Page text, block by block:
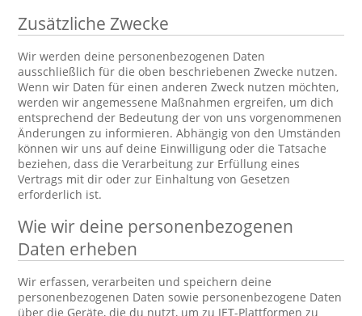
Zusätzliche Zwecke
Wir werden deine personenbezogenen Daten
ausschließlich für die oben beschriebenen Zwecke nutzen.
Wenn wir Daten für einen anderen Zweck nutzen möchten,
werden wir angemessene Maßnahmen ergreifen, um dich
entsprechend der Bedeutung der von uns vorgenommenen
Änderungen zu informieren. Abhängig von den Umständen
können wir uns auf deine Einwilligung oder die Tatsache
beziehen, dass die Verarbeitung zur Erfüllung eines
Vertrags mit dir oder zur Einhaltung von Gesetzen
erforderlich ist.
Wie wir deine personenbezogenen
Daten erheben
Wir erfassen, verarbeiten und speichern deine
personenbezogenen Daten sowie personenbezogene Daten
über die Geräte, die du nutzt, um zu JET-Plattformen zu